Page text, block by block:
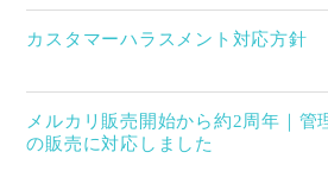
カスタマーハラスメント対応方針
メルカリ販売開始から約2周年｜管
の販売に対応しました